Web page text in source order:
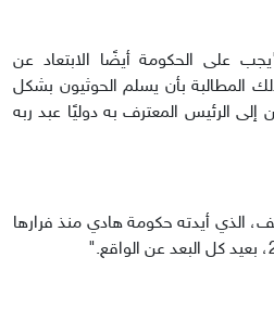
على الحكومة أيضًا الابتعاد عن
المطالبة بأن يسلم الحوثيون بشكل
الرئيس المعترف به دوليًا عبد ربه
الذي أيدته حكومة هادي منذ فرارها